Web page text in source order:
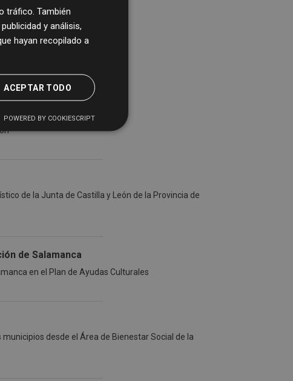
de la Junta de Castilla y León de la Provincia de
de Salamanca
en el Plan de Ayudas Culturales
desde el Área de Bienestar Social de la
tráfico. También
y análisis,
hayan recopilado a
ACEPTAR TODO
POWERED BY COOKIESCRIPT